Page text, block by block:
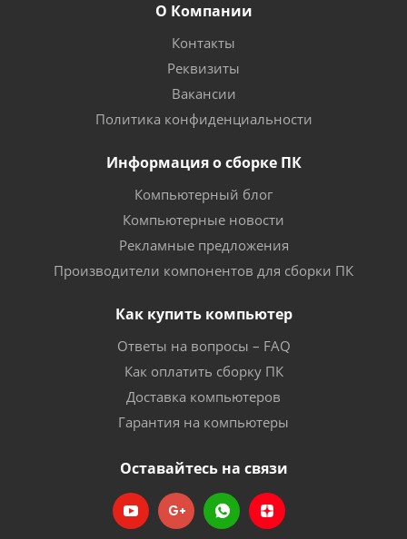
О Компании
Контакты
Реквизиты
Вакансии
Политика конфиденциальности
Информация о сборке ПК
Компьютерный блог
Компьютерные новости
Рекламные предложения
Производители компонентов для сборки ПК
Как купить компьютер
Ответы на вопросы – FAQ
Как оплатить сборку ПК
Доставка компьютеров
Гарантия на компьютеры
Оставайтесь на связи